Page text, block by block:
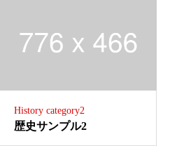
History category2
歴史サンプル2